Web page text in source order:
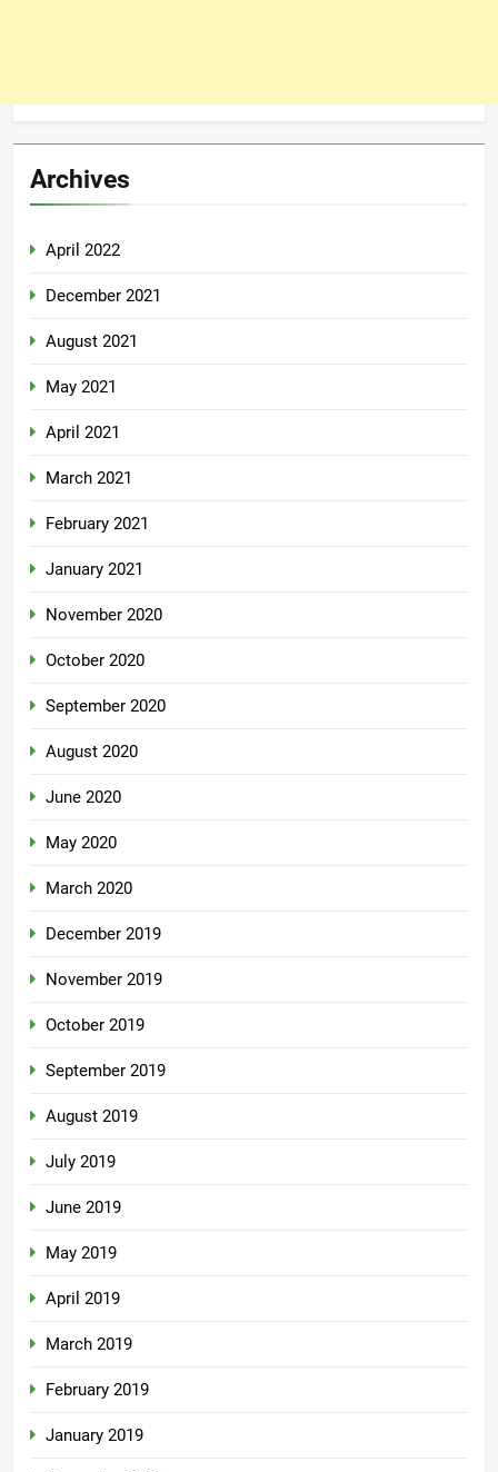
Archives
April 2022
December 2021
August 2021
May 2021
April 2021
March 2021
February 2021
January 2021
November 2020
October 2020
September 2020
August 2020
June 2020
May 2020
March 2020
December 2019
November 2019
October 2019
September 2019
August 2019
July 2019
June 2019
May 2019
April 2019
March 2019
February 2019
January 2019